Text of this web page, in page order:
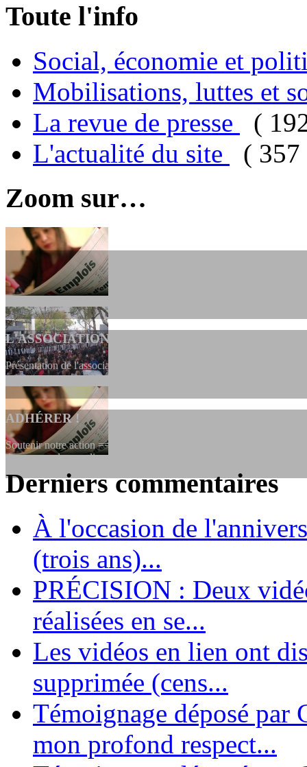
Toute l'info
Social, économie et
Mobilisations, luttes et
La revue de presse
(
L'actualité du site
( 357
Zoom sur…
L'ASSOCIATION
Présentation de l'association et de sa charte qui encadre nos actions
ADHÉRER !
Soutenir notre action ==> Si vous souhaitez adhérer à
dessous, en le remplissant et en...
En 2004, une dizaine de personnes contribuèrent au lancement de
dernières années. L'aventure se pou...
Derniers commentaires
À l'occasion de
(trois ans)...
PRÉCISION : Deux
réalisées en se...
Les vidéos en lien ont
supprimée (cens...
Témoignage déposé par
mon profond respect...